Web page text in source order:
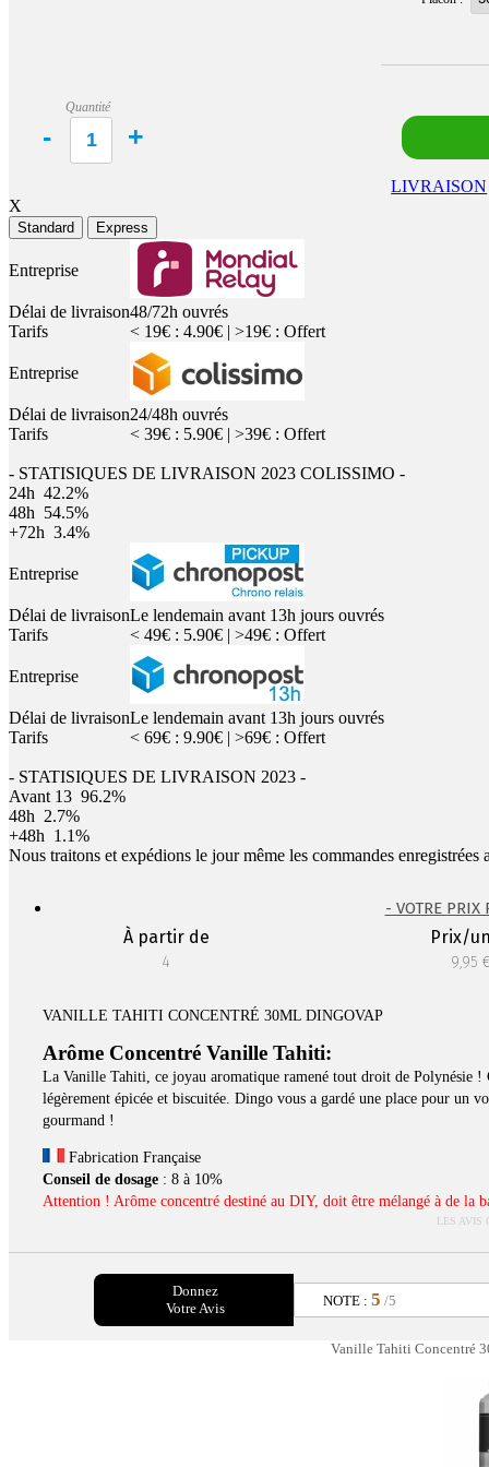
Quantité
LIVRAISON
X
Standard Express
Entreprise
Délai de livraison48/72h ouvrés
Tarifs
< 19€ : 4.90€ | >19€ : Offert
Entreprise
Délai de livraison24/48h ouvrés
Tarifs
< 39€ : 5.90€ | >39€ : Offert
- STATISIQUES DE LIVRAISON 2023 COLISSIMO -
24h 42.2%
48h 54.5%
+72h 3.4%
Entreprise
Délai de livraisonLe lendemain avant 13h jours ouvrés
Tarifs
< 49€ : 5.90€ | >49€ : Offert
Entreprise
Délai de livraisonLe lendemain avant 13h jours ouvrés
Tarifs
< 69€ : 9.90€ | >69€ : Offert
- STATISIQUES DE LIVRAISON 2023 -
Avant 13 96.2%
48h 2.7%
+48h 1.1%
Nous traitons et expédions le jour même les commandes
- VOTRE PRIX
À partir de Prix/
4 9,95
VANILLE TAHITI CONCENTRÉ 30ML DINGOVAP
Arôme Concentré Vanille Tahiti:
La Vanille Tahiti, ce joyau aromatique ramené tout droit de Polynésie !
légèrement épicée et biscuitée. Dingo vous a gardé une place pour un
gourmand !
Fabrication Française
Conseil de dosage: 8 à 10%
Attention ! Arôme concentré destiné au DIY, doit être mélangé à de la
LES AVIS
Donnez
Votre Avis
NOTE : 5 /5
Vanille Tahiti Concentré